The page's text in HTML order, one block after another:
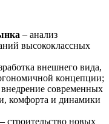
– анализ
высококлассных
внешнего вида,
концепции;
современных
комфорта и динамики
– строительство новых